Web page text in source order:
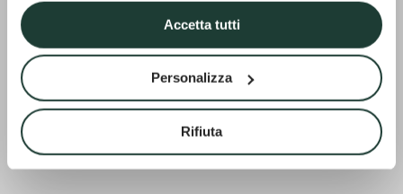
Accetta tutti
Personalizza
Rifiuta